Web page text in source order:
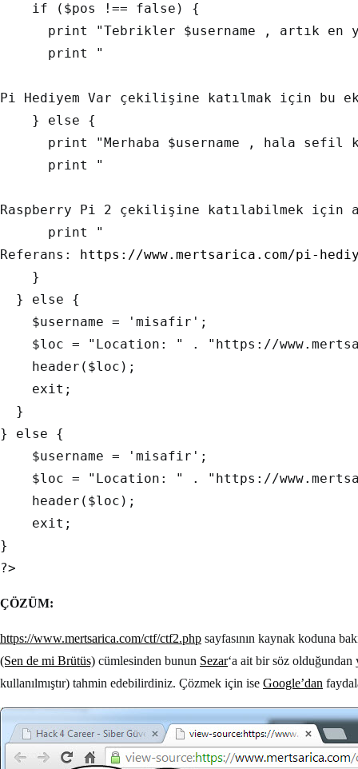
    if ($pos !== false) {
print "Tebrikler $username , artık en
      print "
Pi Hediyem Var çekilişine katılmak için bu
    } else {
print "Merhaba $username , hala sefil
      print "
Raspberry Pi 2 çekilişine katılabilmek için
      print "
Referans: https://www.mertsarica.com/pi-
    }
  } else {
    $username = 'misafir';
$loc = "Location: " . "https://
    header($loc);
    exit;
  }
} else {
    $username = 'misafir';
$loc = "Location: " . "https://
    header($loc);
    exit;
}
ÇÖZÜM:
https://www.mertsarica.com/ctf/ctf2.php sayfasının kaynak koduna
(Sen de mi Brütüs) cümlesinden bunun Sezar‘a ait bir söz olduğundan
kullanılmıştır) tahmin edebilirdiniz. Çözmek için ise Google’dan